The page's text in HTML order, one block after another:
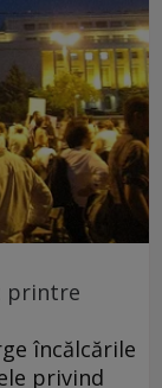
printre
încălcările
privind